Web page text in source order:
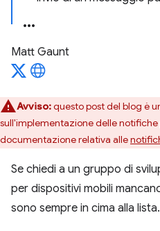
Matt Gaunt
Avviso:questo post del blog è
sull'implementazione delle notifiche
documentazione relativa alle
Se chiedi a un gruppo di
per dispositivi mobili
sono sempre in cima alla lista.